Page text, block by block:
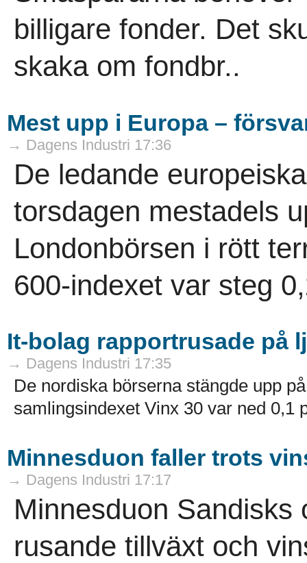
billigare fonder. Det
skaka om fondbr..
Mest upp i Europa –
→ Dagens Industri 17:36
De ledande
torsdagen mestadels
Londonbörsen i rött
600-indexet var steg
It-bolag rapportrusade på
→ Dagens Industri 17:35
De nordiska börserna stängde upp
samlingsindexet Vinx 30 var ned 0,1
Minnesduon faller trots
→ Dagens Industri 17:17
Minnesduon Sandisks
rusande tillväxt och